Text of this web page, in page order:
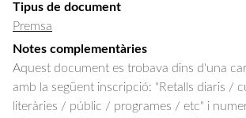
Tipus de document
Premsa
Notes complementàries
Aquest document es trobava dins d'una
amb la següent inscripció: "Retalls diaris /
literàries / públic / programes / etc" i